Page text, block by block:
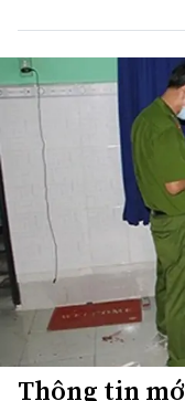
Thông tin